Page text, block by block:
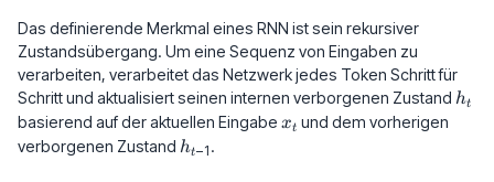
Das definierende Merkmal eines RNN ist sein rekursiver
Zustandsübergang. Um eine Sequenz von Eingaben zu
verarbeiten, verarbeitet das Netzwerk jedes Token Schritt für
Schritt und aktualisiert seinen internen verborgenen Zustand h_t
ht
basierend auf der aktuellen Eingabe x_t
xt und dem vorherigen
verborgenen Zustand h_{t-
ht−1 .